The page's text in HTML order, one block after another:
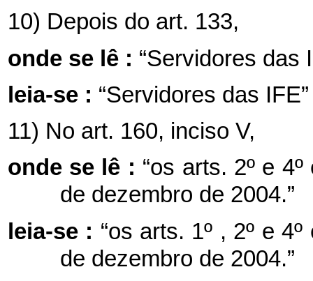
10) Depois do art. 133,
onde se lê : “Servidores das
leia-se : “Servidores das IFE”
11) No art. 160, inciso V,
onde se lê : “os arts. 2º e
de dezembro de 2004.”
leia-se : “os arts. 1º , 2º e
de dezembro de 2004.”